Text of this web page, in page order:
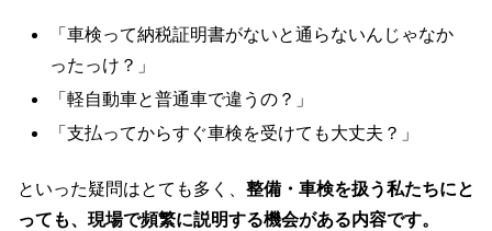
「車検って納税証明書がないと通らないんじゃなか
ったっけ？」
「軽自動車と普通車で違うの？」
「支払ってからすぐ車検を受けても大丈夫？」
といった疑問はとても多く、 整備・車検を扱う私たちにと
っても、現場で頻繁に説明する機会がある内容です。